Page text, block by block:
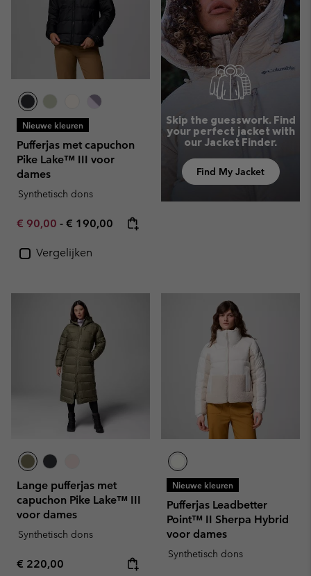
Nieuwe kleuren
Pufferjas met capuchon
Pike Lake™ III voor
dames
Synthetisch dons
Minimum sale price:
€ 90,00 - Maximum price:
€ 190,00
Vergelijken
Skip the guesswork. Find
your perfect jacket with
our Jacket Finder.
Find My Jacket
Lange pufferjas met
capuchon Pike Lake™ III
voor dames
Synthetisch dons
Regular price:
€ 220,00
Nieuwe kleuren
Pufferjas Leadbetter
Point™ II Sherpa Hybrid
voor dames
Synthetisch dons